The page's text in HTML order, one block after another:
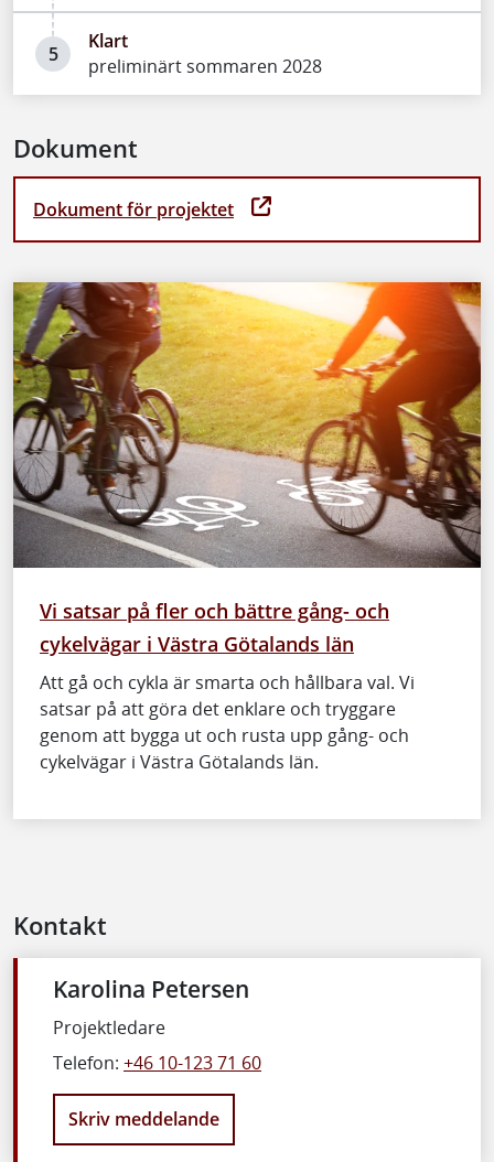
5
Klart
preliminärt sommaren 2028
Dokument
Dokument för projektet
Vi satsar på fler och bättre gång- och
cykelvägar i Västra Götalands län
Att gå och cykla är smarta och hållbara val. Vi
satsar på att göra det enklare och tryggare
genom att bygga ut och rusta upp gång- och
cykelvägar i Västra Götalands län.
Kontakt
Karolina Petersen
Projektledare
Telefon: +46 10-123 71 60
Skriv meddelande